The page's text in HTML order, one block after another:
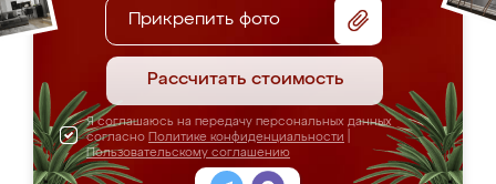
Прикрепить фото
Рассчитать стоимость
Я соглашаюсь на передачу персональных данных
согласно Политике конфиденциальности
Пользовательскому соглашению